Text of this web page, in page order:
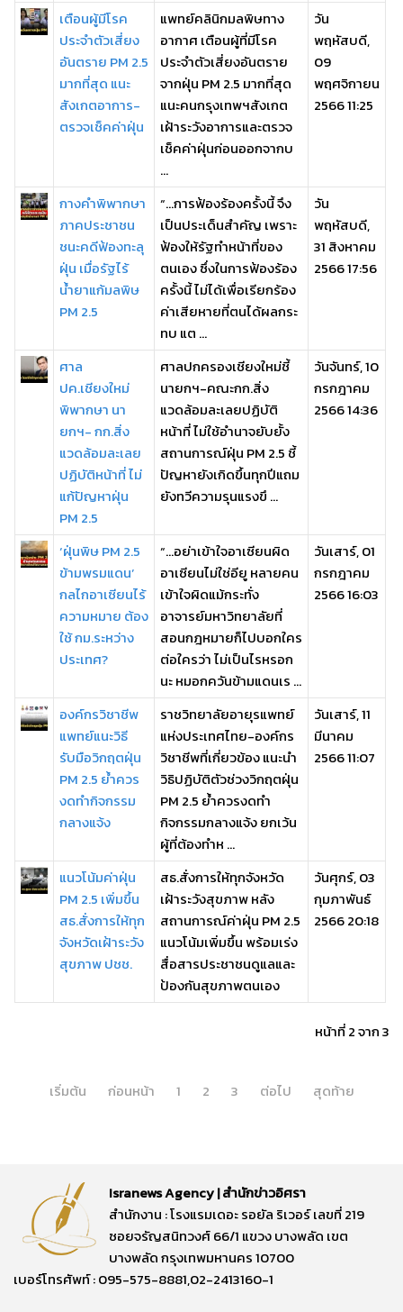
เตือนผู้มีโรค
ประจำตัวเสี่ยง
อันตราย PM 2.5
มากที่สุด แนะ
สังเกตอาการ-
ตรวจเช็คค่าฝุ่น
แพทย์คลินิกมลพิษทาง
อากาศ เตือนผู้ที่มีโรค
ประจำตัวเสี่ยงอันตราย
จากฝุ่น PM 2.5 มากที่สุด
แนะคนกรุงเทพฯสังเกต
เฝ้าระวังอาการและตรวจ
เช็คค่าฝุ่นก่อนออกจากบ
...
วัน
พฤหัสบดี,
09
พฤศจิกายน
2566 11:25
กางคำพิพากษา
ภาคประชาชน
ชนะคดีฟ้องทะลุ
ฝุ่น เมื่อรัฐไร้
น้ำยาแก้มลพิษ
PM 2.5
“…การฟ้องร้องครั้งนี้ จึง
เป็นประเด็นสำคัญ เพราะ
ฟ้องให้รัฐทำหน้าที่ของ
ตนเอง ซึ่งในการฟ้องร้อง
ครั้งนี้ ไม่ได้เพื่อเรียกร้อง
ค่าเสียหายที่ตนได้ผลกระ
ทบ แต ...
วัน
พฤหัสบดี,
31 สิงหาคม
2566 17:56
ศาล
ปค.เชียงใหม่
พิพากษา นา
ยกฯ- กก.สิ่ง
แวดล้อมละเลย
ปฏิบัติหน้าที่ ไม่
แก้ปัญหาฝุ่น
PM 2.5
ศาลปกครองเชียงใหม่ชี้
นายกฯ-คณะกก.สิ่ง
แวดล้อมละเลยปฏิบัติ
หน้าที่ ไม่ใช้อำนาจยับยั้ง
สถานการณ์ฝุ่น PM 2.5 ชี้
ปัญหายังเกิดขึ้นทุกปีแถม
ยังทวีความรุนแรงขึ ...
วันจันทร์, 10
กรกฎาคม
2566 14:36
‘ฝุ่นพิษ PM 2.5
ข้ามพรมแดน’
กลไกอาเซียนไร้
ความหมาย ต้อง
ใช้ กม.ระหว่าง
ประเทศ?
“…อย่าเข้าใจอาเซียนผิด
อาเซียนไม่ใช่อียู หลายคน
เข้าใจผิดแม้กระทั่ง
อาจารย์มหาวิทยาลัยที่
สอนกฎหมายก็ไปบอกใคร
ต่อใครว่า ไม่เป็นไรหรอก
นะ หมอกควันข้ามแดนเร ...
วันเสาร์, 01
กรกฎาคม
2566 16:03
องค์กรวิชาชีพ
แพทย์แนะวิธี
รับมือวิกฤตฝุ่น
PM 2.5 ย้ำควร
งดทํากิจกรรม
กลางแจ้ง
ราชวิทยาลัยอายุรแพทย์
แห่งประเทศไทย-องค์กร
วิชาชีพที่เกี่ยวข้อง แนะนำ
วิธิปฏิบัติตัวช่วงวิกฤตฝุ่น
PM 2.5 ย้ำควรงดทํา
กิจกรรมกลางแจ้ง ยกเว้น
ผู้ที่ต้องทําห ...
วันเสาร์, 11
มีนาคม
2566 11:07
แนวโน้มค่าฝุ่น
PM 2.5 เพิ่มขึ้น
สธ.สั่งการให้ทุก
จังหวัดเฝ้าระวัง
สุขภาพ ปชช.
สธ.สั่งการให้ทุกจังหวัด
เฝ้าระวังสุขภาพ หลัง
สถานการณ์ค่าฝุ่น PM 2.5
แนวโน้มเพิ่มขึ้น พร้อมเร่ง
สื่อสารประชาชนดูแลและ
ป้องกันสุขภาพตนเอง
วันศุกร์, 03
กุมภาพันธ์
2566 20:18
หน้าที่ 2 จาก 3
เริ่มต้น ก่อนหน้า 1 2 3 ต่อไป สุดท้าย
Isranews Agency | สำนักข่าวอิศรา
สำนักงาน : โรงแรมเดอะ รอยัล ริเวอร์ เลขที่ 219
ซอยจรัญสนิทวงศ์ 66/1 แขวง บางพลัด เขต
บางพลัด กรุงเทพมหานคร 10700
เบอร์โทรศัพท์ : 095-575-8881,02-2413160-1